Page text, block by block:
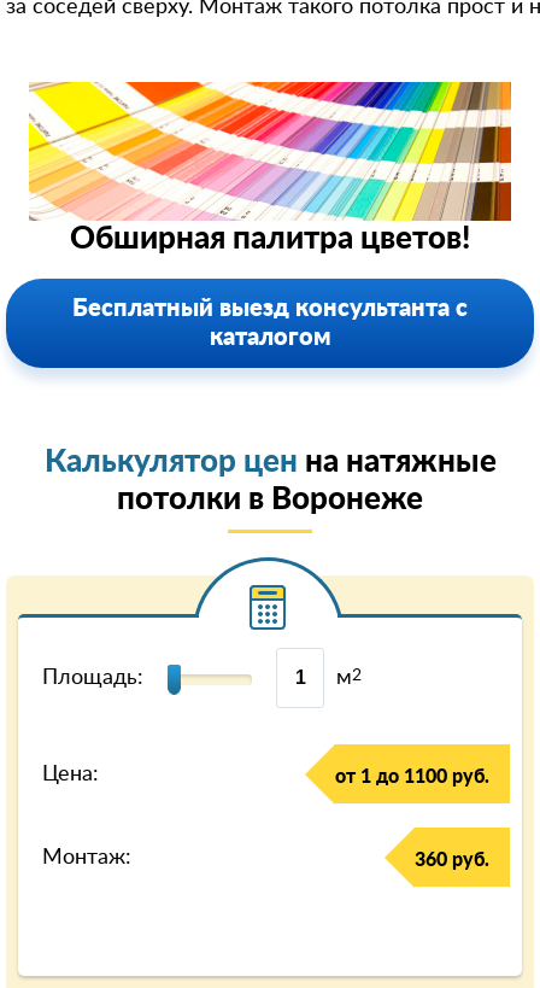
за соседей сверху. Монтаж такого потолка прост и
Обширная палитра цветов!
Бесплатный выезд консультанта с
каталогом
Калькулятор цен на натяжные
потолки в Воронеже
Площадь: м2
Цена: от 1 до 1100 руб.
Монтаж: 360 руб.